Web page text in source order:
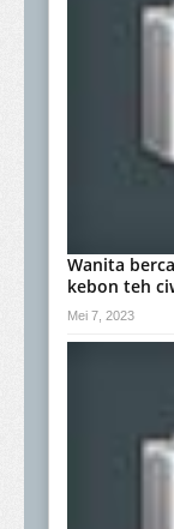
Wanita
kebon teh
Mei 7, 2023